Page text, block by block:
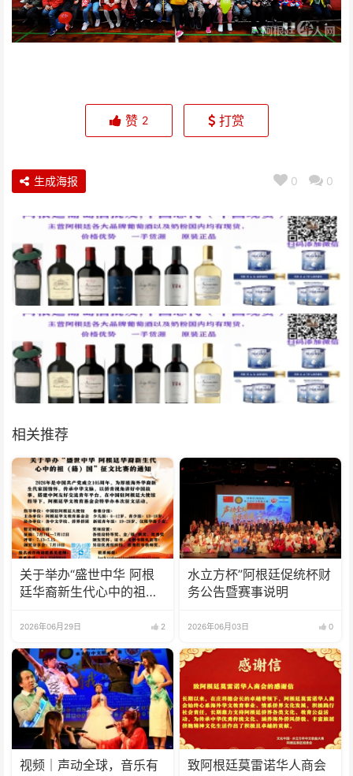
赞 2 打赏
0 0
生成海报
相关推荐
关于举办“盛世中华 阿根
廷华裔新生代心中的祖
2026年06月29日 2
水立方杯”阿根廷促统杯财
务公告暨赛事说明
2026年06月03日 0
视频｜声动全球，音乐有
致阿根廷莫雷诺华人商会